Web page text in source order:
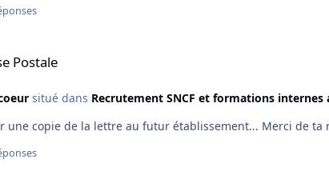
Postale
situé dans Recrutement SNCF et formations internes
Je pensais qu'il fallait envoyer une copie de la lettre au